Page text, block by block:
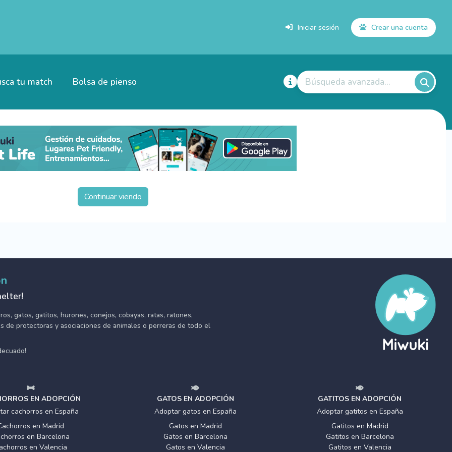
Iniciar sesión Crear una cuenta
tu match Bolsa de pienso Búsqueda avanzada...
Continuar viendo
gatos, gatitos, hurones, conejos, cobayas, ratas, ratones,
de protectoras y asociaciones de animales o perreras de todo el
EN ADOPCIÓN
cachorros en España
en Madrid
en Barcelona
en Valencia
GATOS EN ADOPCIÓN
Adoptar gatos en España
Gatos en Madrid
Gatos en Barcelona
Gatos en Valencia
GATITOS EN ADOPCIÓN
Adoptar gatitos en España
Gatitos en Madrid
Gatitos en Barcelona
Gatitos en Valencia